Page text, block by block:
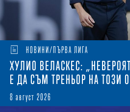
НОВИНИ/ПЪРВА ЛИГА
ХУЛИО ВЕЛАСКЕС:
Е ДА СЪМ ТРЕНЬОР НА ТОЗИ
8 август 2026